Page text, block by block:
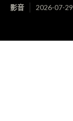
影音 2026-07-29